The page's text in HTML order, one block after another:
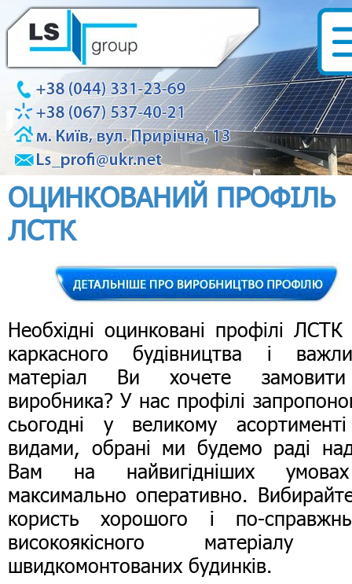
ОЦИНКОВАНИЙ ПРОФІЛЬ
ЛСТК
Необхідні оцинковані профілі
каркасного будівництва і
матеріал Ви хочете
виробника? У нас профілі
сьогодні у великому
видами, обрані ми будемо раді
Вам на найвигідніших
максимально оперативно.
користь хорошого і по-
високоякісного матеріалу
швидкомонтованих будинків.